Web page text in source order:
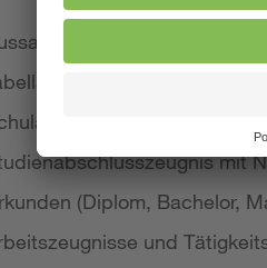
Anschreiben
Lebenslauf mit
und
mit
(Diplom, Bachelor,
und